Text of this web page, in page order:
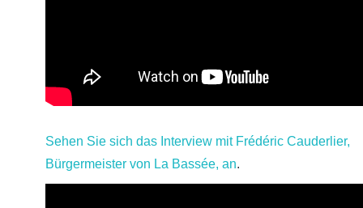
Sehen Sie sich das Interview mit Frédéric Cauderlier,
Bürgermeister von La Bassée, an.